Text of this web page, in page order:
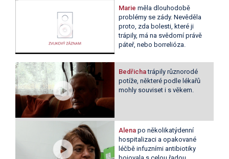
Marie měla dlouhodobě
problémy se zády. Nevěděla
proto, zda bolesti, které ji
trápily, má na svědomí právě
páteř, nebo borrelióza.
Bedřichatrápily různorodé
potíže, některé podle lékařů
mohly souviset i s věkem.
Alena po několikatýdenní
hospitalizaci a opakované
léčbě infuzními antibiotiky